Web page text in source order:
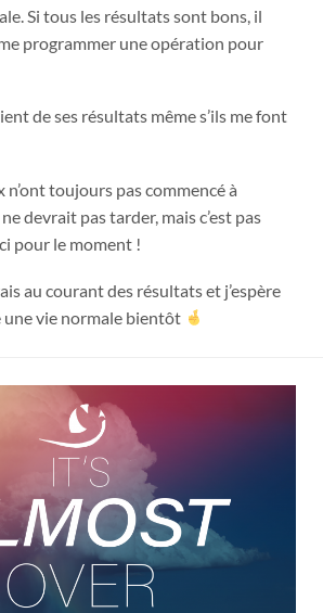
Si tous les résultats sont bons, il
programmer une opération pour
de ses résultats même s’ils me font
n’ont toujours pas commencé à
devrait pas tarder, mais c’est pas
pour le moment !
au courant des résultats et j’espère
vie normale bientôt